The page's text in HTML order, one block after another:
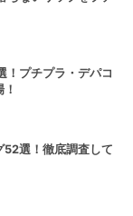
！プチプラ・デパコ
52選！徹底調査して